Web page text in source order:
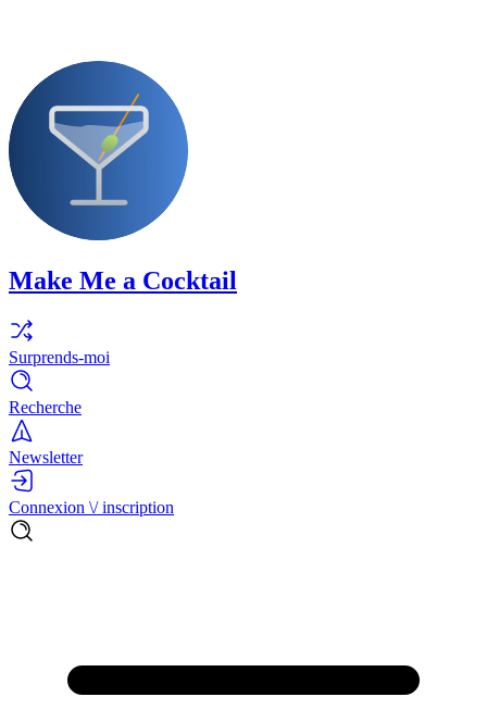
Make Me a Cocktail
Surprends-moi
Recherche
Newsletter
Connexion \/ inscription